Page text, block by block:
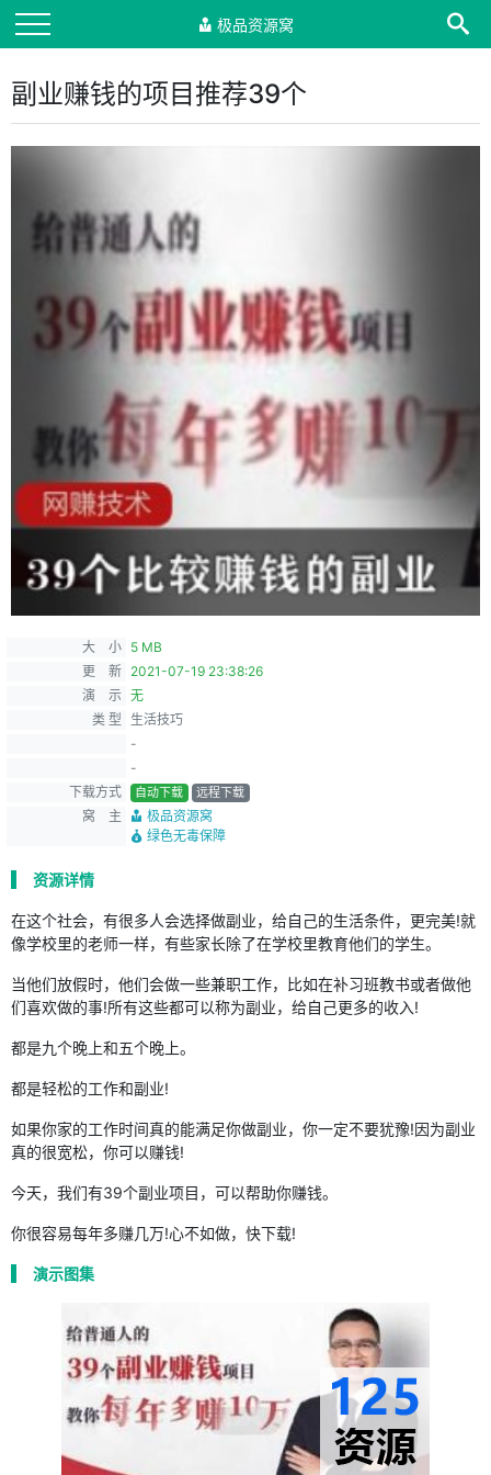
极品资源窝
副业赚钱的项目推荐39个
大 小 5 MB
更 新 2021-07-19 23:38:26
演 示 无
类 型
生活技巧
-
-
下载方式
自动下载 远程下载
窝 主
极品资源窝
绿色无毒保障
资源详情
在这个社会，有很多人会选择做副业，给自己的生活条件，更完美!就
像学校里的老师一样，有些家长除了在学校里教育他们的学生。
当他们放假时，他们会做一些兼职工作，比如在补习班教书或者做他
们喜欢做的事!所有这些都可以称为副业，给自己更多的收入!
都是九个晚上和五个晚上。
都是轻松的工作和副业!
如果你家的工作时间真的能满足你做副业，你一定不要犹豫!因为副业
真的很宽松，你可以赚钱!
今天，我们有39个副业项目，可以帮助你赚钱。
你很容易每年多赚几万!心不如做，快下载!
演示图集